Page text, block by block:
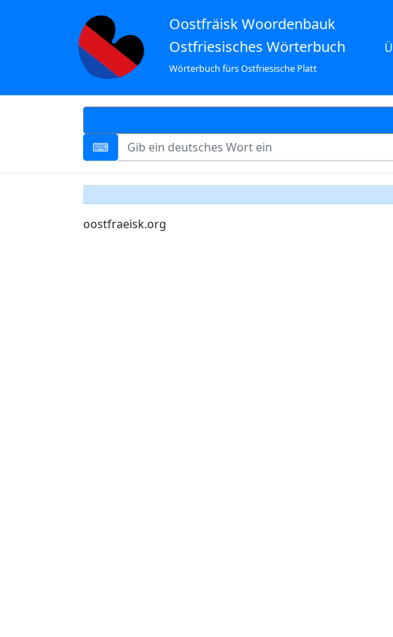
Oostfräisk Woordenbauk
Ostfriesisches Wörterbuch
Wörterbuch fürs Ostfriesische Platt
oostfraeisk.org